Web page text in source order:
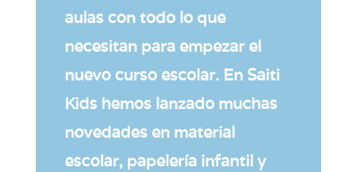
aulas con todo lo que
necesitan para empezar el
nuevo curso escolar. En Saiti
Kids hemos lanzado muchas
novedades en material
escolar, papelería infantil y